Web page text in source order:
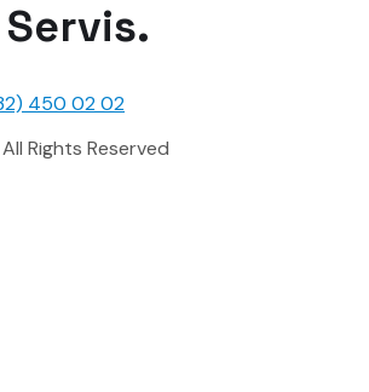
Servis.
450 02 02
Rights Reserved